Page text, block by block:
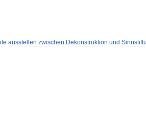
ausstellen zwischen Dekonstruktion und